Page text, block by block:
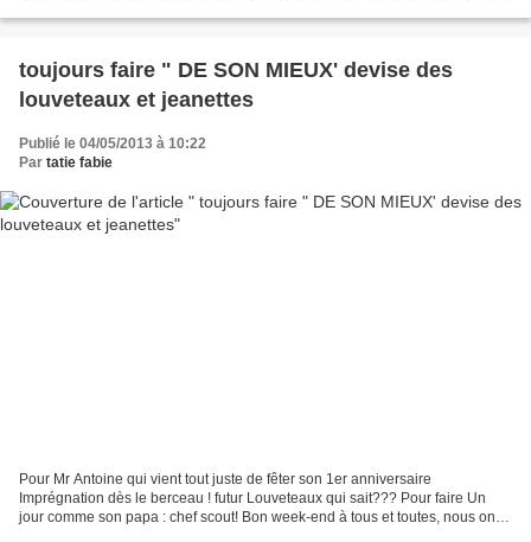
toujours faire " DE SON MIEUX' devise des
louveteaux et jeanettes
Publié le 04/05/2013 à 10:22
Par tatie fabie
Pour Mr Antoine qui vient tout juste de fêter son 1er anniversaire
Imprégnation dès le berceau ! futur Louveteaux qui sait??? Pour faire Un
jour comme son papa : chef scout! Bon week-end à tous et toutes, nous on